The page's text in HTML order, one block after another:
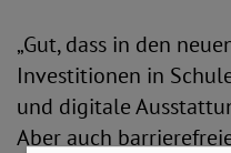
„Gut, dass in den
Investitionen in
und digitale
Aber auch